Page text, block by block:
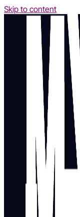
Skip to content